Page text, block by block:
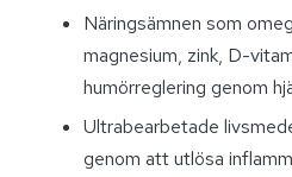
Näringsämnen som
magnesium, zink, D-
humörreglering genom
Ultrabearbetade
genom att utlösa